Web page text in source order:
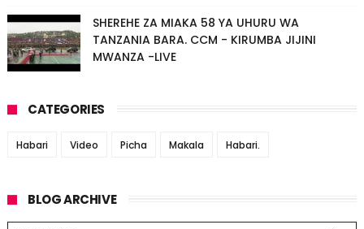
SHEREHE ZA MIAKA 58 YA UHURU WA
TANZANIA BARA. CCM - KIRUMBA JIJINI
MWANZA -LIVE
CATEGORIES
Habari Video Picha Makala Habari.
BLOG ARCHIVE